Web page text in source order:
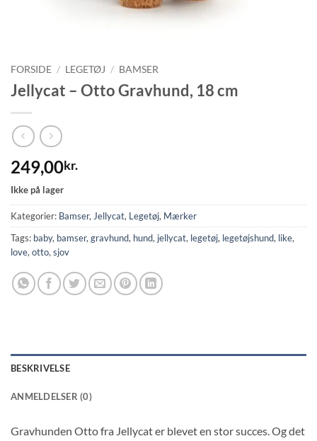
FORSIDE / LEGETØJ / BAMSER
Jellycat – Otto Gravhund, 18 cm
249,00kr.
Ikke på lager
Kategorier: Bamser,Jellycat, Legetøj, Mærker
Tags: baby, bamser,gravhund, hund, jellycat, legetøj, legetøjshund, like,
love,otto,sjov
BESKRIVELSE
ANMELDELSER (0)
Gravhunden Otto fra Jellycat er blevet en stor succes. Og det